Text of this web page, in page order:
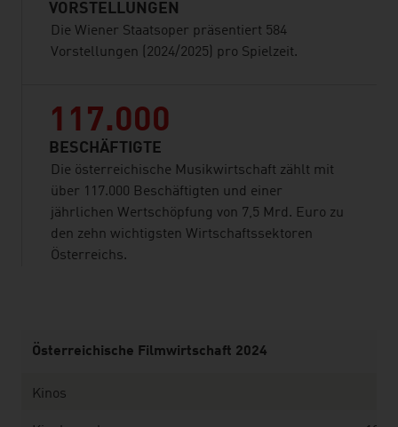
VORSTELLUNGEN
Die Wiener Staatsoper präsentiert 584
Vorstellungen (2024/2025) pro Spielzeit.
117.000
BESCHÄFTIGTE
Die österreichische Musikwirtschaft zählt mit
über 117.000 Beschäftigten und einer
jährlichen Wertschöpfung von 7,5 Mrd. Euro zu
den zehn wichtigsten Wirtschaftssektoren
Österreichs.
Österreichische Filmwirtschaft 2024
Kinos